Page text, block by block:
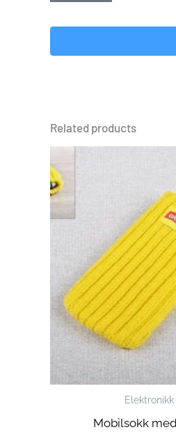
Related products
Elektronikk
Mobilsokk